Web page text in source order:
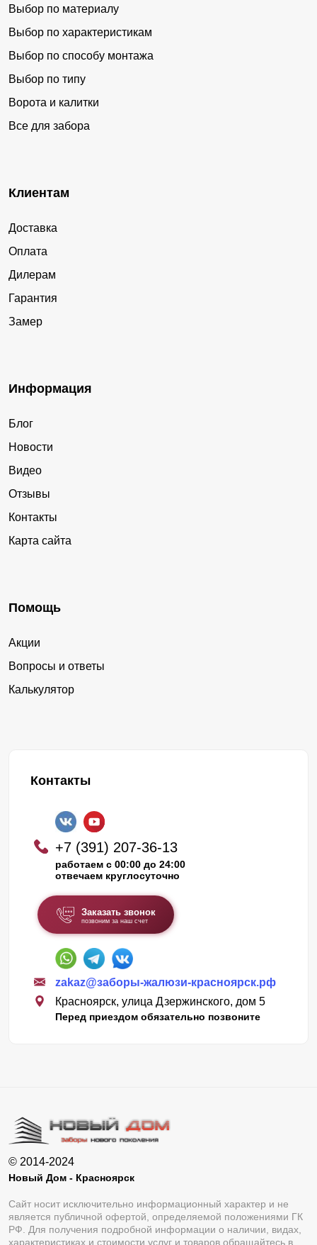
Выбор по материалу
Выбор по характеристикам
Выбор по способу монтажа
Выбор по типу
Ворота и калитки
Все для забора
Клиентам
Доставка
Оплата
Дилерам
Гарантия
Замер
Информация
Блог
Новости
Видео
Отзывы
Контакты
Карта сайта
Помощь
Акции
Вопросы и ответы
Калькулятор
Контакты
+7 (391) 207-36-13
работаем с 00:00 до 24:00
отвечаем круглосуточно
Заказать звонок
позвоним за наш счет
zakaz@заборы-жалюзи-красноярск.рф
Красноярск, улица Дзержинского, дом 5
Перед приездом обязательно позвоните
© 2014-2024
Новый Дом - Красноярск
Сайт носит исключительно информационный характер и не
является публичной офертой, определяемой положениями ГК
РФ. Для получения подробной информации о наличии, видах,
характеристиках и стоимости услуг и товаров обращайтесь в